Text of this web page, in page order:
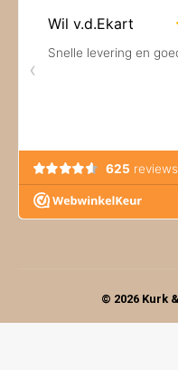
© 2026 Kurk